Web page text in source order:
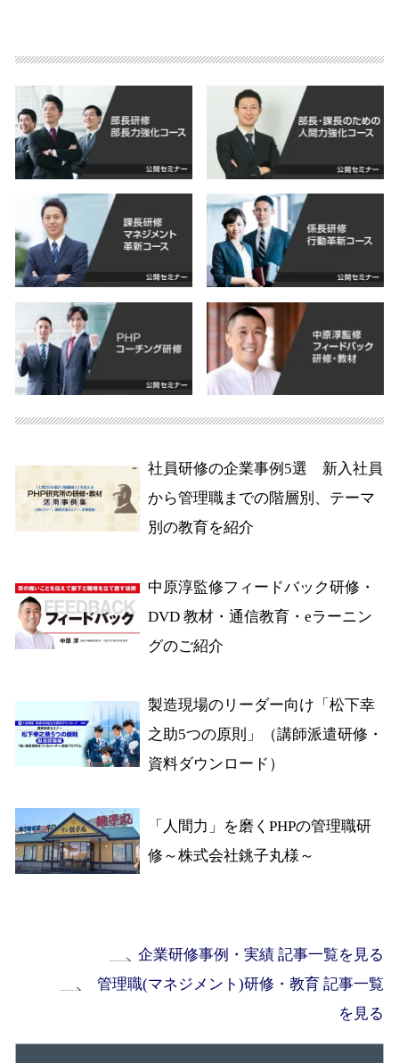
社員研修の企業事例5選 新入社員
から管理職までの階層別、テーマ
別の教育を紹介
中原淳監修フィードバック研修・
DVD 教材・通信教育・eラーニン
グのご紹介
製造現場のリーダー向け「松下幸
之助5つの原則」（講師派遣研修・
資料ダウンロード）
「人間力」を磨くPHPの管理職研
修～株式会社銚子丸様～
企業研修事例・実績 記事一覧を見る
管理職(マネジメント)研修・教育 記事一覧
を見る